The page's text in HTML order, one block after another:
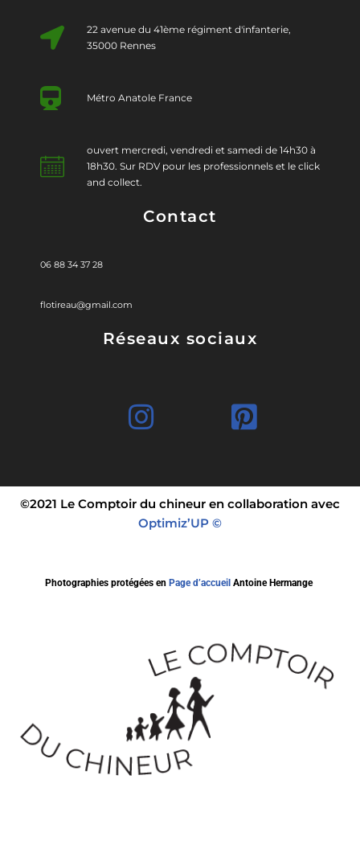
22 avenue du 41ème régiment d'infanterie,
35000 Rennes
Métro Anatole France
ouvert mercredi, vendredi et samedi de 14h30 à
18h30. Sur RDV pour les professionnels et le click
and collect.
Contact
06 88 34 37 28
flotireau@gmail.com
Réseaux sociaux
©2021 Le Comptoir du chineur en collaboration avec
Optimiz’UP ©
Photographies protégées en Page d’accueil Antoine Hermange